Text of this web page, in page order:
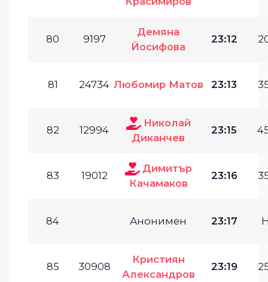
80 9197
Демяна
Йосифова
23:12
81 24734 Любомир Матов 23:13
82 12994
Николай
Диканчев
23:15
83 19012
Димитър
Качамаков
23:16
84 Анонимен 23:17
85 30908
Кристиян
Александров
23:19